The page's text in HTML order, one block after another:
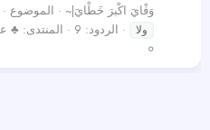
وَفْايَ اكْبرَ خَطْايَ|~ الموضوع
ولا
الردود: 9 المنتدى:
०